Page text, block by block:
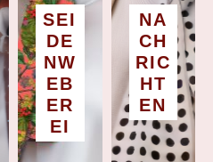
SEI
DE
NW
EB
ER
EI
NA
CH
RIC
HT
EN